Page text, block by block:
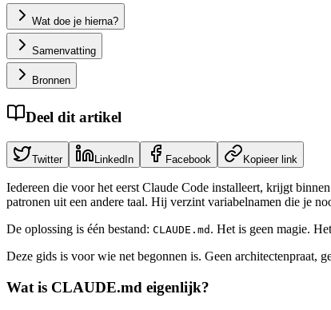
Wat doe je hierna?
Samenvatting
Bronnen
Deel dit artikel
Twitter LinkedIn Facebook Kopieer link
Iedereen die voor het eerst Claude Code installeert, krijgt
patronen uit een andere taal. Hij verzint variabelnamen die je
De oplossing is één bestand: CLAUDE.md . Het is geen magie.
Deze gids is voor wie net begonnen is. Geen architectenpraat,
Wat is CLAUDE.md eigenlijk?